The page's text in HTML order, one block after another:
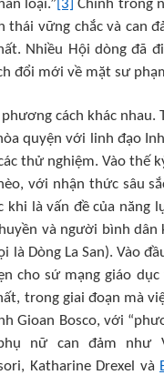
loại.” [3] Chính trong
vững chắc và can
Nhiều Hội dòng đã
đổi mới về mặt sư
cách khác nhau.
quyện với linh đạo
thử nghiệm. Vào thế
với nhận thức sâu
là vấn đề của năng
và người bình dân
Dòng La San). Vào
cho sứ mạng giáo
trong giai đoạn mà
Gioan Bosco, với
nữ can đảm như
Katharine Drexel và